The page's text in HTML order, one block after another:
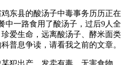
东县的酸汤子中毒事务历历正在
中一路食用了酸汤子，过后9人全
爱生命，远离酸汤子、酵米面类
普息争读，请看我之前的文章。